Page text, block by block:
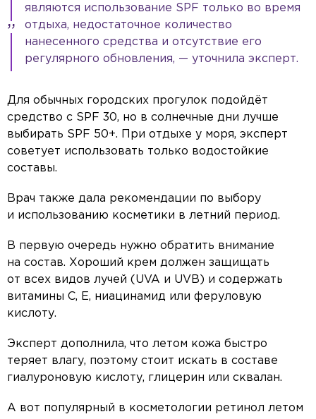
являются использование SPF только во время
отдыха, недостаточное количество
нанесенного средства и отсутствие его
регулярного обновления, — уточнила эксперт.
Для обычных городских прогулок подойдёт
средство с SPF 30, но в солнечные дни лучше
выбирать SPF 50+. При отдыхе у моря, эксперт
советует использовать только водостойкие
составы.
Врач также дала рекомендации по выбору
и использованию косметики в летний период.
В первую очередь нужно обратить внимание
на состав. Хороший крем должен защищать
от всех видов лучей (UVA и UVB) и содержать
витамины С, Е, ниацинамид или феруловую
кислоту.
Эксперт дополнила, что летом кожа быстро
теряет влагу, поэтому стоит искать в составе
гиалуроновую кислоту, глицерин или сквалан.
А вот популярный в косметологии ретинол летом